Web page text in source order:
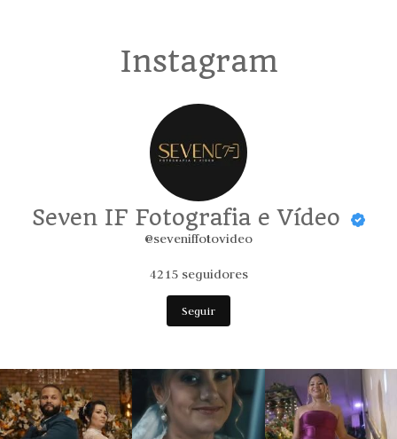
Instagram
Seven IF Fotografia e Vídeo
@seveniffotovideo
4215 seguidores
Seguir